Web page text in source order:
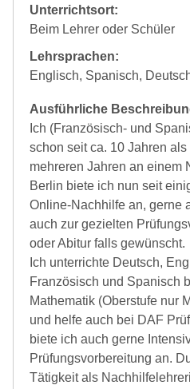
Unterrichtsort:
Beim Lehrer oder Schüler
Lehrsprachen:
Englisch, Spanisch,
Ausführliche
Ich (Französisch- und
schon seit ca. 10 Jahren
mehreren Jahren an einem
Berlin biete ich nun seit
Online-Nachhilfe an, gerne
auch zur gezielten
oder Abitur falls gewünscht.
Ich unterrichte Deutsch,
Französisch und Spanisch
Mathematik (Oberstufe nur
und helfe auch bei DAF
biete ich auch gerne
Prüfungsvorbereitung an.
Tätigkeit als